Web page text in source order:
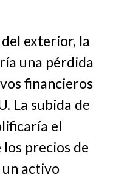
exterior, la
una pérdida
financieros
La subida de
el
precios de
activo